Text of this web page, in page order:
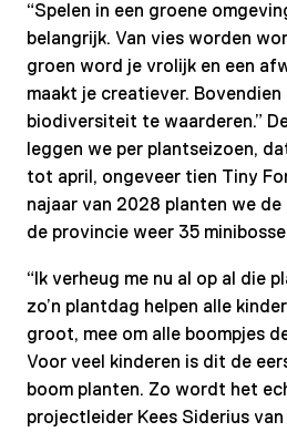
“Spelen in een groene
belangrijk. Van vies worden
groen word je vrolijk en een
maakt je creatiever.
biodiversiteit te waarderen.”
leggen we per plantseizoen,
tot april, ongeveer tien Tiny
najaar van 2028 planten we
de provincie weer 35
“Ik verheug me nu al op al die
zo’n plantdag helpen alle
groot, mee om alle boompjes
Voor veel kinderen is dit de
boom planten. Zo wordt het
projectleider Kees Siderius